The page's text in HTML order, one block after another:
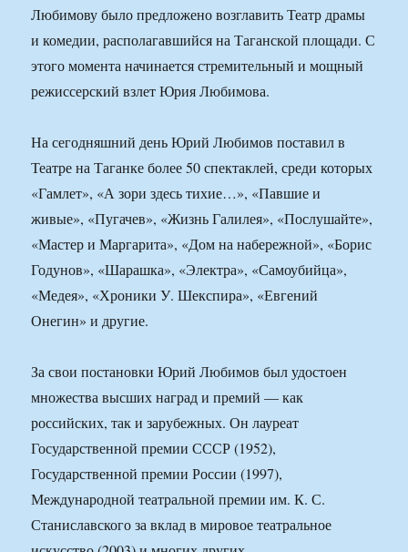
Любимову было предложено возглавить Театр драмы
и комедии, располагавшийся на Таганской площади. С
этого момента начинается стремительный и мощный
режиссерский взлет Юрия Любимова.
На сегодняшний день Юрий Любимов поставил в
Театре на Таганке более 50 спектаклей, среди которых
«Гамлет», «А зори здесь тихие…», «Павшие и
живые», «Пугачев», «Жизнь Галилея», «Послушайте»,
«Мастер и Маргарита», «Дом на набережной», «Борис
Годунов», «Шарашка», «Электра», «Самоубийца»,
«Медея», «Хроники У. Шекспира», «Евгений
Онегин» и другие.
За свои постановки Юрий Любимов был удостоен
множества высших наград и премий — как
российских, так и зарубежных. Он лауреат
Государственной премии СССР (1952),
Государственной премии России (1997),
Международной театральной премии им. К. С.
Станиславского за вклад в мировое театральное